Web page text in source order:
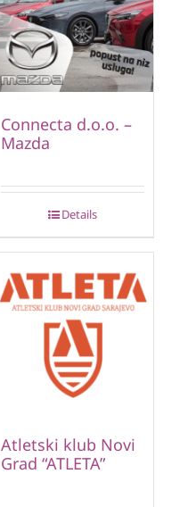
Connecta d.o.o. –
Mazda
Details
Atletski klub Novi
Grad “ATLETA”